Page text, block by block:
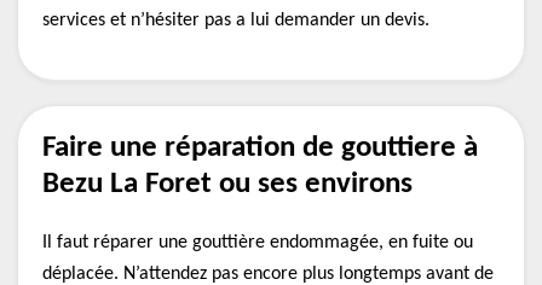
services et n’hésiter pas a lui demander un devis.
Faire une réparation de gouttiere à
Bezu La Foret ou ses environs
Il faut réparer une gouttière endommagée, en fuite ou
déplacée. N’attendez pas encore plus longtemps avant de